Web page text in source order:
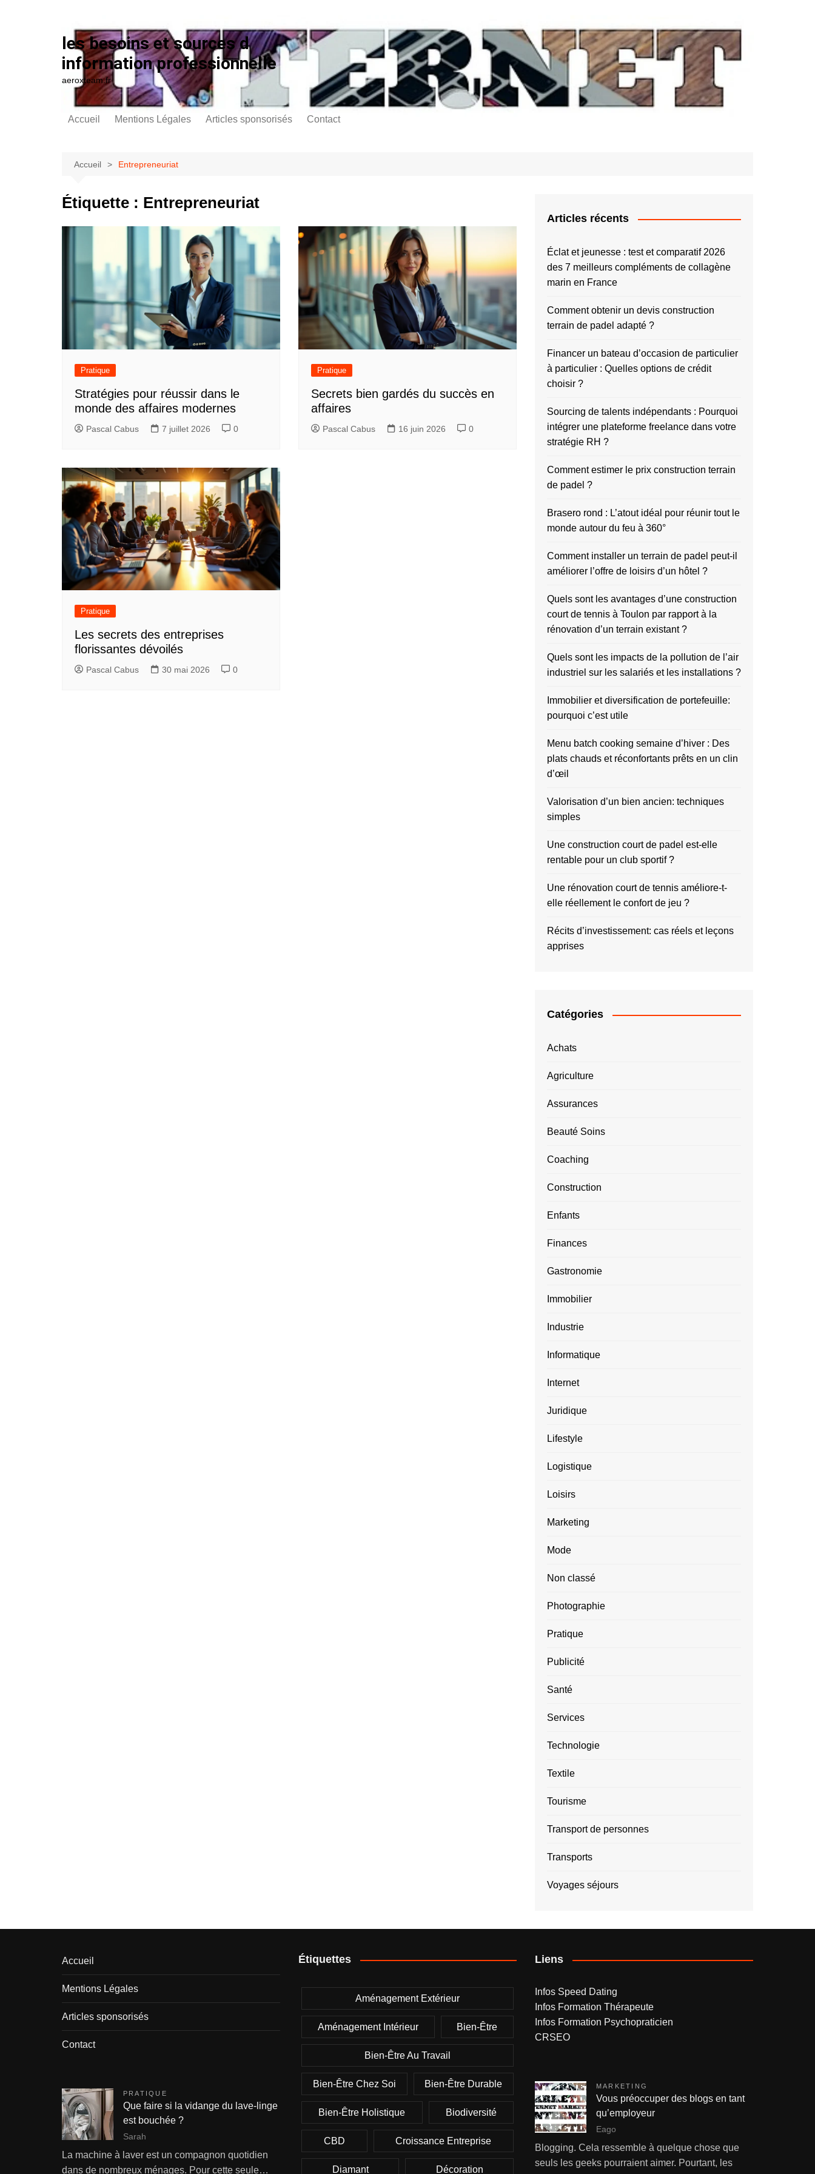
les besoins et sources d
information professionnelle
aeroxteam.fr
Accueil Mentions Légales Articles sponsorisés Contact
Accueil Entrepreneuriat
Étiquette : Entrepreneuriat
Pratique
Stratégies pour réussir dans le
monde des affaires modernes
Pascal Cabus 7 juillet 2026 0
Pratique
Secrets bien gardés du succès en
affaires
Pascal Cabus 16 juin 2026 0
Pratique
Les secrets des entreprises
florissantes dévoilés
Pascal Cabus 30 mai 2026 0
Articles récents
Éclat et jeunesse : test et comparatif 2026
des 7 meilleurs compléments de collagène
marin en France
Comment obtenir un devis construction
terrain de padel adapté ?
Financer un bateau d’occasion de particulier
à particulier : Quelles options de crédit
choisir ?
Sourcing de talents indépendants : Pourquoi
intégrer une plateforme freelance dans votre
stratégie RH ?
Comment estimer le prix construction terrain
de padel ?
Brasero rond : L’atout idéal pour réunir tout le
monde autour du feu à 360°
Comment installer un terrain de padel peut-il
améliorer l’offre de loisirs d’un hôtel ?
Quels sont les avantages d’une construction
court de tennis à Toulon par rapport à la
rénovation d’un terrain existant ?
Quels sont les impacts de la pollution de l’air
industriel sur les salariés et les installations ?
Immobilier et diversification de portefeuille:
pourquoi c’est utile
Menu batch cooking semaine d’hiver : Des
plats chauds et réconfortants prêts en un clin
d’œil
Valorisation d’un bien ancien: techniques
simples
Une construction court de padel est-elle
rentable pour un club sportif ?
Une rénovation court de tennis améliore-t-
elle réellement le confort de jeu ?
Récits d’investissement: cas réels et leçons
apprises
Catégories
Achats
Agriculture
Assurances
Beauté Soins
Coaching
Construction
Enfants
Finances
Gastronomie
Immobilier
Industrie
Informatique
Internet
Juridique
Lifestyle
Logistique
Loisirs
Marketing
Mode
Non classé
Photographie
Pratique
Publicité
Santé
Services
Technologie
Textile
Tourisme
Transport de personnes
Transports
Voyages séjours
Accueil
Mentions Légales
Articles sponsorisés
Contact
PRATIQUE
Que faire si la vidange du lave-linge
est bouchée ?
Sarah
La machine à laver est un compagnon quotidien
dans de nombreux ménages. Pour cette seule…
Étiquettes
Aménagement Extérieur
Aménagement Intérieur Bien-Être
Bien-Être Au Travail
Bien-Être Chez Soi Bien-Être Durable
Bien-Être Holistique Biodiversité
CBD Croissance Entreprise
Diamant Décoration
Liens
Infos Speed Dating
Infos Formation Thérapeute
Infos Formation Psychopraticien
CRSEO
MARKETING
Vous préoccuper des blogs en tant
qu’employeur
Eago
Blogging. Cela ressemble à quelque chose que
seuls les geeks pourraient aimer. Pourtant, les